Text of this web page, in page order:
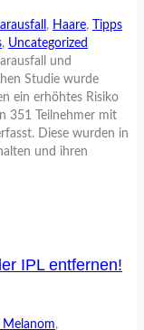
, Haare,
Tipps
, Uncategorized
und
Studie wurde
ein erhöhtes Risiko
351 Teilnehmer mit
Diese wurden in
und ihren
IPL entfernen!
Melanom,